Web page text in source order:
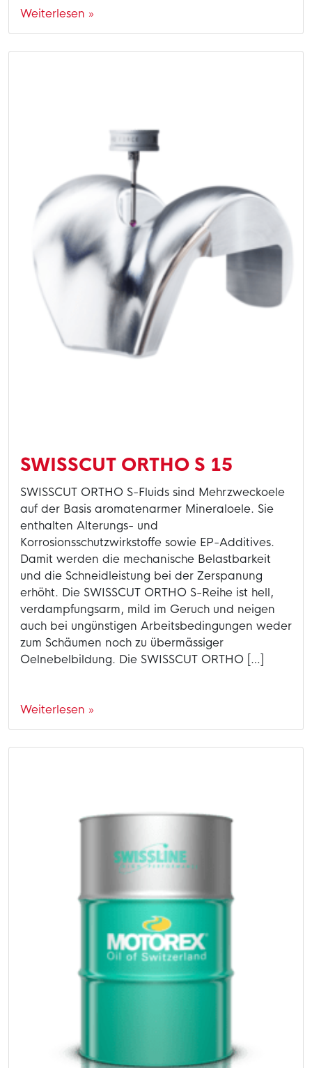
Weiterlesen »
SWISSCUT ORTHO S 15
SWISSCUT ORTHO S-Fluids sind Mehrzweckoele
auf der Basis aromatenarmer Mineraloele. Sie
enthalten Alterungs- und
Korrosionsschutzwirkstoffe sowie EP-Additives.
Damit werden die mechanische Belastbarkeit
und die Schneidleistung bei der Zerspanung
erhöht. Die SWISSCUT ORTHO S-Reihe ist hell,
verdampfungsarm, mild im Geruch und neigen
auch bei ungünstigen Arbeitsbedingungen weder
zum Schäumen noch zu übermässiger
Oelnebelbildung. Die SWISSCUT ORTHO […]
Weiterlesen »